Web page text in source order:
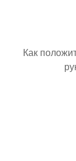
Как